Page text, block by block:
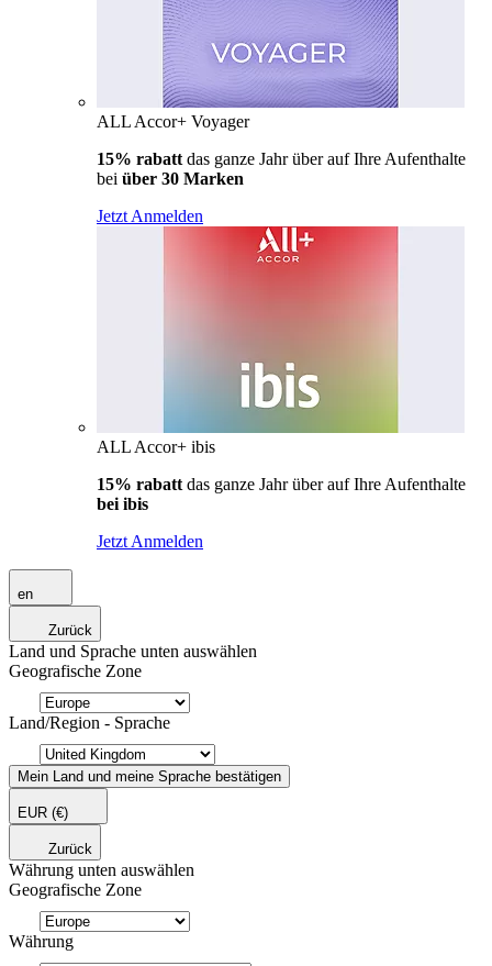
ALL Accor+ Voyager
15% rabatt das ganze Jahr über auf Ihre Aufenthalte
bei über 30 Marken
Jetzt Anmelden
ALL Accor+ ibis
15% rabatt das ganze Jahr über auf Ihre Aufenthalte
bei ibis
Jetzt Anmelden
en
Zurück
Land und Sprache unten auswählen
Geografische Zone
Land/Region - Sprache
Mein Land und meine Sprache bestätigen
EUR (€)
Zurück
Währung unten auswählen
Geografische Zone
Währung